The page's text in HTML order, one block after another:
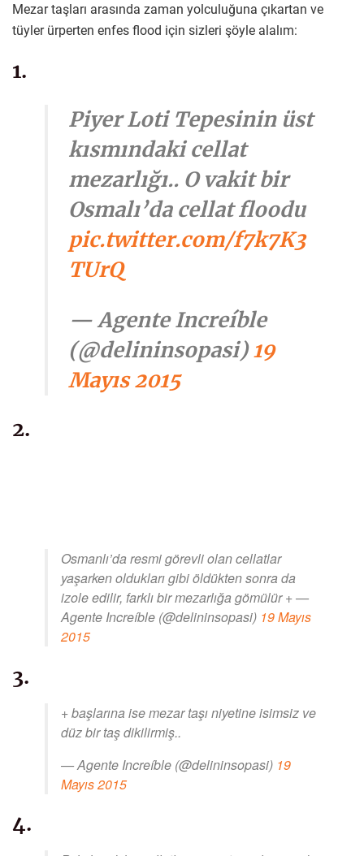
Mezar taşları arasında zaman yolculuğuna çıkartan ve
tüyler ürperten enfes flood için sizleri şöyle alalım:
1.
Piyer Loti Tepesinin üst
kısmındaki cellat
mezarlığı.. O vakit bir
Osmalı’da cellat floodu
pic.twitter.com/f7k7K3
TUrQ
— Agente Increíble
(@delininsopasi)19
Mayıs 2015
2.
Osmanlı’da resmi görevli olan cellatlar
yaşarken oldukları gibi öldükten sonra da
izole edilir, farklı bir mezarlığa gömülür + —
Agente Increíble (@delininsopasi) 19 Mayıs
2015
3.
+ başlarına ise mezar taşı niyetine isimsiz ve
düz bir taş dikilirmiş..
— Agente Increíble (@delininsopasi) 19
Mayıs 2015
4.